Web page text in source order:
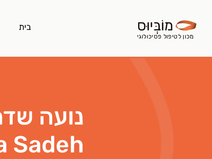
בית
מכון לטיפול פסיכולוגי
מוֹבְּיוּס
נועה
Sadeh